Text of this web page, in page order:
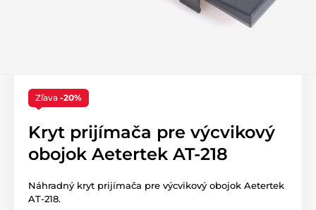
Zľava -20%
Kryt prijímača pre výcvikový
obojok Aetertek AT-218
Náhradný kryt prijímača pre výcvikový obojok Aetertek
AT-218.